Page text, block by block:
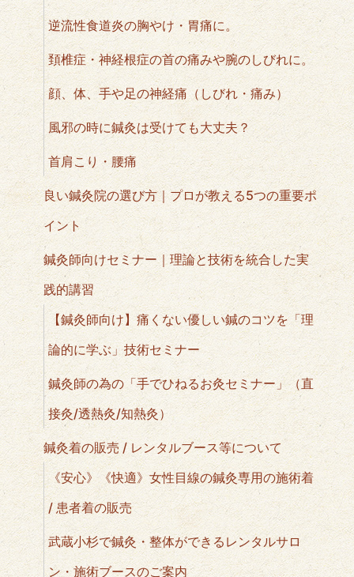
逆流性食道炎の胸やけ・胃痛に。
頚椎症・神経根症の首の痛みや腕のしびれに。
顔、体、手や足の神経痛（しびれ・痛み）
風邪の時に鍼灸は受けても大丈夫？
首肩こり・腰痛
良い鍼灸院の選び方｜プロが教える5つの重要ポ
イント
鍼灸師向けセミナー｜理論と技術を統合した実
践的講習
【鍼灸師向け】痛くない優しい鍼のコツを「理
論的に学ぶ」技術セミナー
鍼灸師の為の「手でひねるお灸セミナー」（直
接灸/透熱灸/知熱灸）
鍼灸着の販売 / レンタルブース等について
《安心》《快適》女性目線の鍼灸専用の施術着
/ 患者着の販売
武蔵小杉で鍼灸・整体ができるレンタルサロ
ン・施術ブースのご案内